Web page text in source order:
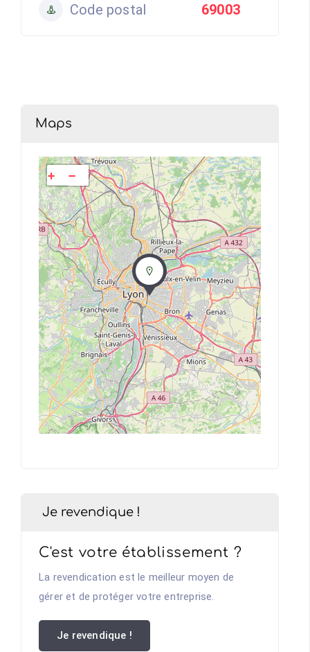
Code postal 69003
Maps
+ −
Je revendique !
C'est votre établissement ?
La revendication est le meilleur moyen de
gérer et de protéger votre entreprise.
Je revendique !